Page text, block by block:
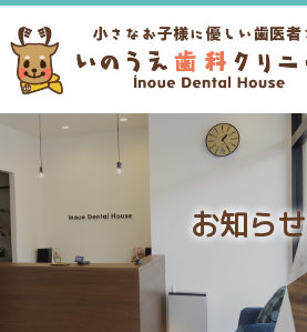
お知らせ